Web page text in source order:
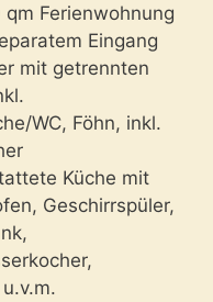
Ferienwohnung
Eingang
mit getrennten
WC, Föhn, inkl.
Küche mit
Geschirrspüler,